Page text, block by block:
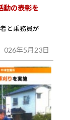
動の表彰を
と乗務員が
026年5月23日